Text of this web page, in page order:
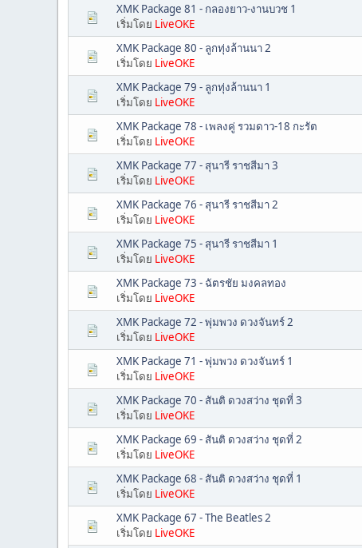
XMK Package 81 - กลองยาว-งานบวช 1
เริ่มโดย LiveOKE
XMK Package 80 - ลูกทุ่งล้านนา 2
เริ่มโดย LiveOKE
XMK Package 79 - ลูกทุ่งล้านนา 1
เริ่มโดย LiveOKE
XMK Package 78 - เพลงคู่ รวมดาว-18 กะรัต
เริ่มโดย LiveOKE
XMK Package 77 - สุนารี ราชสีมา 3
เริ่มโดย LiveOKE
XMK Package 76 - สุนารี ราชสีมา 2
เริ่มโดย LiveOKE
XMK Package 75 - สุนารี ราชสีมา 1
เริ่มโดย LiveOKE
XMK Package 73 - ฉัตรชัย มงคลทอง
เริ่มโดย LiveOKE
XMK Package 72 - พุ่มพวง ดวงจันทร์ 2
เริ่มโดย LiveOKE
XMK Package 71 - พุ่มพวง ดวงจันทร์ 1
เริ่มโดย LiveOKE
XMK Package 70 - สันติ ดวงสว่าง ชุดที่ 3
เริ่มโดย LiveOKE
XMK Package 69 - สันติ ดวงสว่าง ชุดที่ 2
เริ่มโดย LiveOKE
XMK Package 68 - สันติ ดวงสว่าง ชุดที่ 1
เริ่มโดย LiveOKE
XMK Package 67 - The Beatles 2
เริ่มโดย LiveOKE